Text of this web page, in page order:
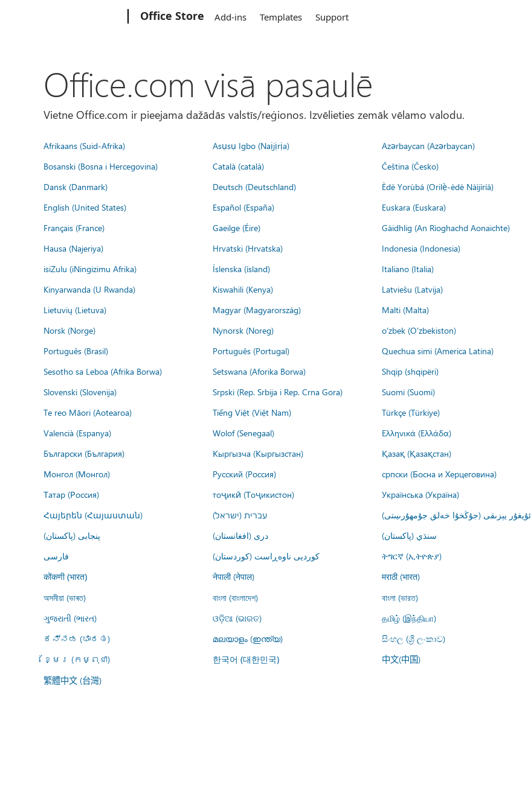
Office Store Add-ins Templates Support
Office.com visā pasaulē
Vietne Office.com ir pieejama dažādās valstīs/reģionos. Izvēlieties zemāk vēlamo valodu.
Afrikaans (Suid-Afrika) Asụsụ Igbo (Naịjịrịa) Azərbaycan (Azərbaycan)
Bosanski (Bosna i Hercegovina)
Català (català) Čeština (Česko)
Dansk (Danmark)
Deutsch (Deutschland) Èdè Yorùbá (Orilẹ̀-èdè Nàìjíríà)
English (United States)
Español (España) Euskara (Euskara)
Français (France)
Gaeilge (Éire) Gàidhlig (An Rìoghachd Aonaichte)
Hausa (Najeriya)
Hrvatski (Hrvatska) Indonesia (Indonesia)
isiZulu (iNingizimu Afrika)
Íslenska (ísland) Italiano (Italia)
Kinyarwanda (U Rwanda)
Kiswahili (Kenya) Latviešu (Latvija)
Lietuvių (Lietuva)
Magyar (Magyarország) Malti (Malta)
Norsk (Norge)
Nynorsk (Noreg) o'zbek (O'zbekiston)
Português (Brasil)
Português (Portugal) Quechua simi (America Latina)
Sesotho sa Leboa (Afrika Borwa)
Setswana (Aforika Borwa) Shqip (shqipëri)
Slovenski (Slovenija)
Srpski (Rep. Srbija i Rep. Crna Gora) Suomi (Suomi)
Te reo Māori (Aotearoa)
Tiếng Việt (Việt Nam) Türkçe (Türkiye)
Valencià (Espanya)
Wolof (Senegaal) Ελληνικά (Ελλάδα)
Български (България)
Кыргызча (Кыргызстан) Қазақ (Қазақстан)
Монгол (Монгол)
Русский (Россия) српски (Босна и Херцеговина)
Татар (Россия)
тоҷикӣ (Тоҷикистон) Українська (Україна)
Հայերեն (Հայաստան)
עברית (ישראל) ئۇيغۇر يېزىقى (جۇڭخۇا خەلق جۇمھۇرىيىتى)
پنجابی (پاکستان)
درى (افغانستان) سنڌي (پاکستان)
فارسى
کوردیی ناوەڕاست (کوردستان) ትግርኛ (ኢትዮጵያ)
कोंकणी (भारत) नेपाली (नेपाल) मराठी (भारत)
অসমীয়া (ভাৰত) বাংলা (বাংলাদেশ) বাংলা (ভারত)
ગુજરાતી (ભારત)
ଓଡ଼ିଆ (ଭାରତ) தமிழ் (இந்தியா)
ಕನ್ನಡ (ಭಾರತ)
മലയാളം (ഇന്ത്യ) සිංහල (ශ්‍රී ලංකාව)
ខ្មែរ (កម្ពុជា)
한국어 (대한민국) 中文(中国)
繁體中文 (台灣)